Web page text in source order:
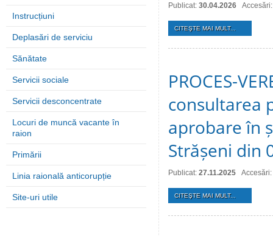
Instrucțiuni
Deplasări de serviciu
Sănătate
Servicii sociale
Servicii desconcentrate
Locuri de muncă vacante în
raion
Primării
Linia raională anticorupție
Site-uri utile
Publicat: 30.04.2026
CITEŞTE MAI MULT...
PROCES-
consultarea
aprobare în
Strășeni din
Publicat: 27.11.2025
CITEŞTE MAI MULT...